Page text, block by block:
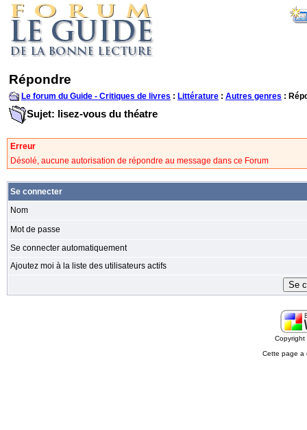
Répondre
Le forum du Guide - Critiques de livres : Littérature : Autres genres :
Sujet: lisez-vous du théatre
Erreur
Désolé, aucune autorisation de répondre au message dans ce Forum
Se connecter
Nom
Mot de passe
Se connecter automatiquement
Ajoutez moi à la liste des utilisateurs actifs
Cette page a